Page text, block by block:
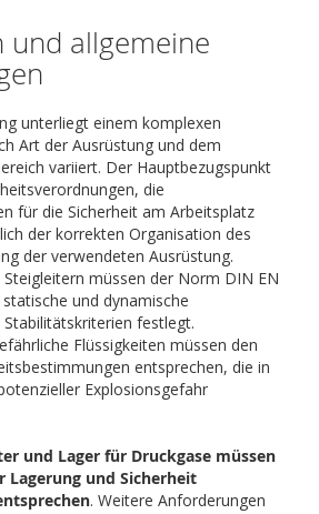
und allgemeine
unterliegt einem komplexen
Art der Ausrüstung und dem
variiert. Der Hauptbezugspunkt
die
für die Sicherheit am Arbeitsplatz
der korrekten Organisation des
der verwendeten Ausrüstung.
müssen der Norm DIN EN
und dynamische
festlegt.
Flüssigkeiten müssen den
entsprechen, die in
Explosionsgefahr
und Lager für Druckgase müssen
Lagerung und Sicherheit
. Weitere Anforderungen